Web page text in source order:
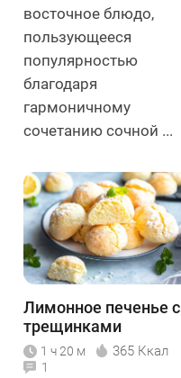
восточное блюдо,
пользующееся
популярностью
благодаря
гармоничному
сочетанию сочной ...
Лимонное печенье с
трещинками
1 ч 20 м 365 Ккал
1